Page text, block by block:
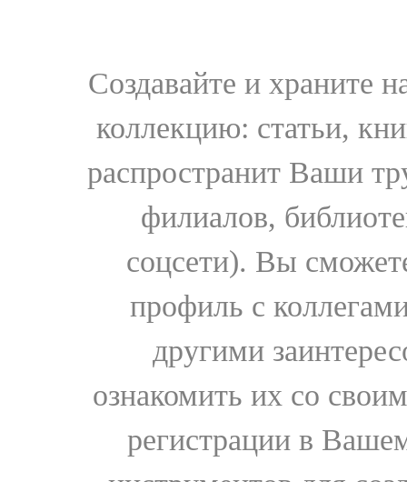
Создавайте и храните
коллекцию: статьи,
распространит Ваши
филиалов,
соцсети). Вы
профиль с
другими
ознакомить их со
регистрации в